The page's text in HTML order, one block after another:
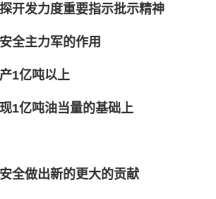
开发力度重要指示批示精神
全主力军的作用
1亿吨以上
1亿吨油当量的基础上
全做出新的更大的贡献